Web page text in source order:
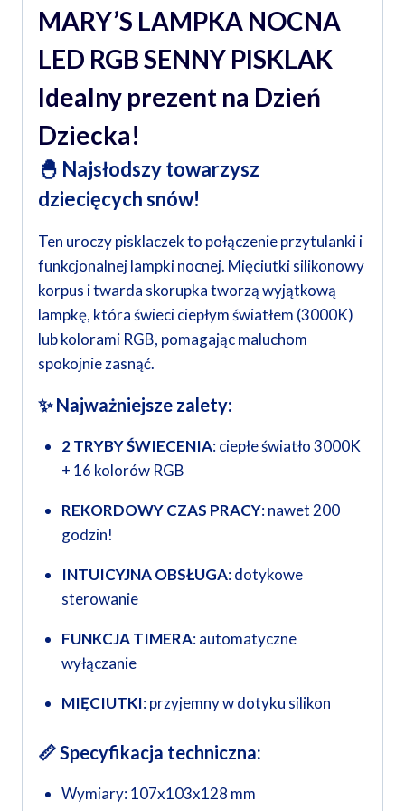
MARY’S LAMPKA NOCNA
LED RGB SENNY PISKLAK
Idealny prezent na Dzień
Dziecka!
🐣 Najsłodszy towarzysz
dziecięcych snów!
Ten uroczy pisklaczek to połączenie przytulanki i
funkcjonalnej lampki nocnej. Mięciutki silikonowy
korpus i twarda skorupka tworzą wyjątkową
lampkę, która świeci ciepłym światłem (3000K)
lub kolorami RGB, pomagając maluchom
spokojnie zasnąć.
✨ Najważniejsze zalety:
2 TRYBY ŚWIECENIA: ciepłe światło 3000K
+ 16 kolorów RGB
REKORDOWY CZAS PRACY: nawet 200
godzin!
INTUICYJNA OBSŁUGA: dotykowe
sterowanie
FUNKCJA TIMERA: automatyczne
wyłączanie
MIĘCIUTKI: przyjemny w dotyku silikon
📏 Specyfikacja techniczna:
Wymiary: 107x103x128 mm